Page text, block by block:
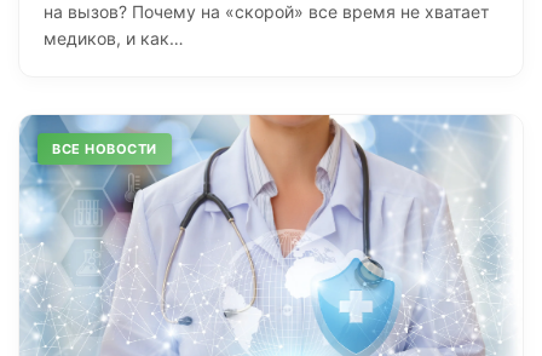
на вызов? Почему на «скорой» все время не хватает
медиков, и как…
ВСЕ НОВОСТИ